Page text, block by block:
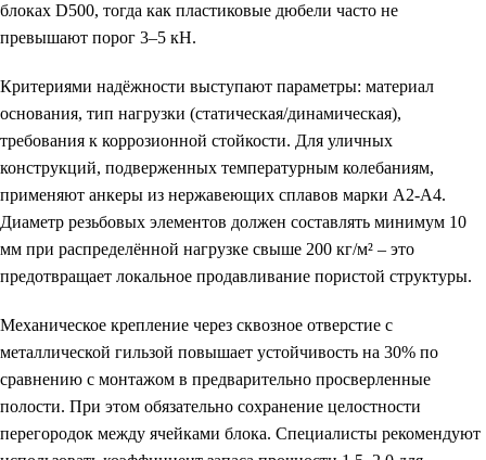
блоках D500, тогда как пластиковые дюбели часто не
превышают порог 3–5 кН.
Критериями надёжности выступают параметры: материал
основания, тип нагрузки (статическая/динамическая),
требования к коррозионной стойкости. Для уличных
конструкций, подверженных температурным колебаниям,
применяют анкеры из нержавеющих сплавов марки А2-А4.
Диаметр резьбовых элементов должен составлять минимум 10
мм при распределённой нагрузке свыше 200 кг/м² – это
предотвращает локальное продавливание пористой структуры.
Механическое крепление через сквозное отверстие с
металлической гильзой повышает устойчивость на 30% по
сравнению с монтажом в предварительно просверленные
полости. При этом обязательно сохранение целостности
перегородок между ячейками блока. Специалисты рекомендуют